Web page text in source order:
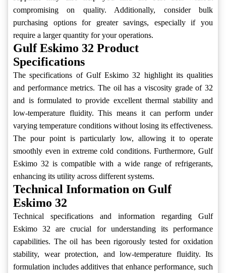
compromising on quality. Additionally, consider bulk
purchasing options for greater savings, especially if you
require a larger quantity for your operations.
Gulf Eskimo 32 Product
Specifications
The specifications of Gulf Eskimo 32 highlight its qualities
and performance metrics. The oil has a viscosity grade of 32
and is formulated to provide excellent thermal stability and
low-temperature fluidity. This means it can perform under
varying temperature conditions without losing its effectiveness.
The pour point is particularly low, allowing it to operate
smoothly even in extreme cold conditions. Furthermore, Gulf
Eskimo 32 is compatible with a wide range of refrigerants,
enhancing its utility across different systems.
Technical Information on Gulf
Eskimo 32
Technical specifications and information regarding Gulf
Eskimo 32 are crucial for understanding its performance
capabilities. The oil has been rigorously tested for oxidation
stability, wear protection, and low-temperature fluidity. Its
formulation includes additives that enhance performance, such